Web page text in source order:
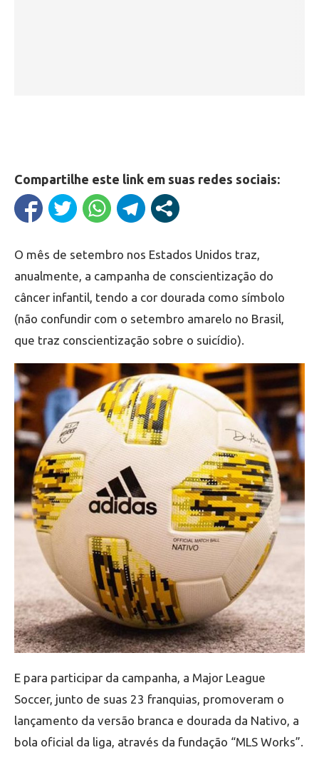
Compartilhe este link em suas redes sociais:
O mês de setembro nos Estados Unidos traz,
anualmente, a campanha de conscientização do
câncer infantil, tendo a cor dourada como símbolo
(não confundir com o setembro amarelo no Brasil,
que traz conscientização sobre o suicídio).
E para participar da campanha, a Major League
Soccer, junto de suas 23 franquias, promoveram o
lançamento da versão branca e dourada da Nativo, a
bola oficial da liga, através da fundação “MLS Works”.